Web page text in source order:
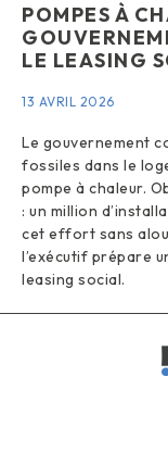
POMPES À
LE LEASING
13 AVRIL 2026
Le gouvernement
fossiles dans le
pompe à chaleur.
: un million
cet effort sans
l’exécutif prépare
leasing social.